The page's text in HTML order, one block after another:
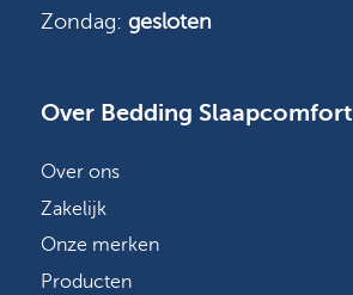
Zondag: gesloten
Over Bedding Slaapcomfort
Over ons
Zakelijk
Onze merken
Producten